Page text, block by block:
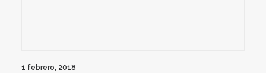
1 febrero, 2018